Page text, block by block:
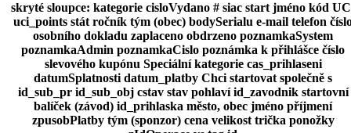
skryté sloupce: kategorie cisloVydano # siac start jméno kód
uci_points stát ročník tým (obec) bodySerialu e-mail telefon
osobního dokladu zaplaceno obdrzeno poznamkaSystem
poznamkaAdmin poznamkaCislo poznámka k přihlášce číslo
slevového kupónu Speciální kategorie cas_prihlaseni
datumSplatnosti datum_platby Chci startovat společně s
id_sub_pr id_sub_obj cstav stav pohlaví id_zavodnik startovní
balíček (závod) id_prihlaska město, obec jméno příjmení
zpusobPlatby tým (sponzor) cena velikost trička ponožky